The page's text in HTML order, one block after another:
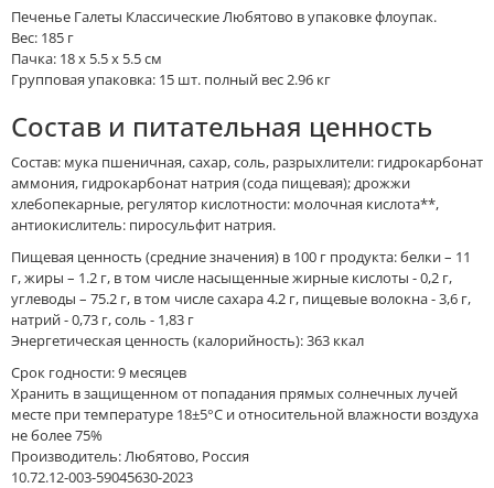
Печенье Галеты Классические Любятово в упаковке флоупак.
Вес: 185 г
Пачка: 18 x 5.5 x 5.5 см
Групповая упаковка: 15 шт. полный вес 2.96 кг
Состав и питательная ценность
Состав: мука пшеничная, сахар, соль, разрыхлители: гидрокарбонат
аммония, гидрокарбонат натрия (сода пищевая); дрожжи
хлебопекарные, регулятор кислотности: молочная кислота**,
антиокислитель: пиросульфит натрия.
Пищевая ценность (средние значения) в 100 г продукта: белки – 11
г, жиры – 1.2 г, в том числе насыщенные жирные кислоты - 0,2 г,
углеводы – 75.2 г, в том числе сахара 4.2 г, пищевые волокна - 3,6 г,
натрий - 0,73 г, соль - 1,83 г
Энергетическая ценность (калорийность): 363 ккал
Срок годности: 9 месяцев
Хранить в защищенном от попадания прямых солнечных лучей
месте при температуре 18±5°C и относительной влажности воздуха
не более 75%
Производитель: Любятово, Россия
10.72.12-003-59045630-2023